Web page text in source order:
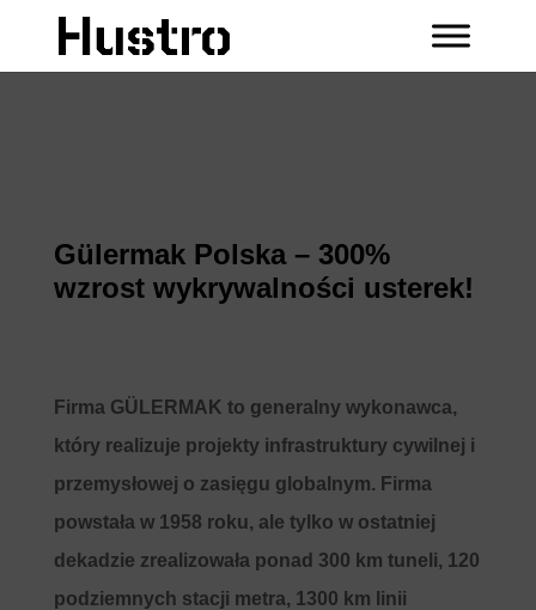
Gülermak Polska – 300%
wzrost wykrywalności usterek!
Firma GÜLERMAK to generalny wykonawca,
który realizuje projekty infrastruktury cywilnej i
przemysłowej o zasięgu globalnym. Firma
powstała w 1958 roku, ale tylko w ostatniej
dekadzie zrealizowała ponad 300 km tuneli, 120
podziemnych stacji metra, 1300 km linii